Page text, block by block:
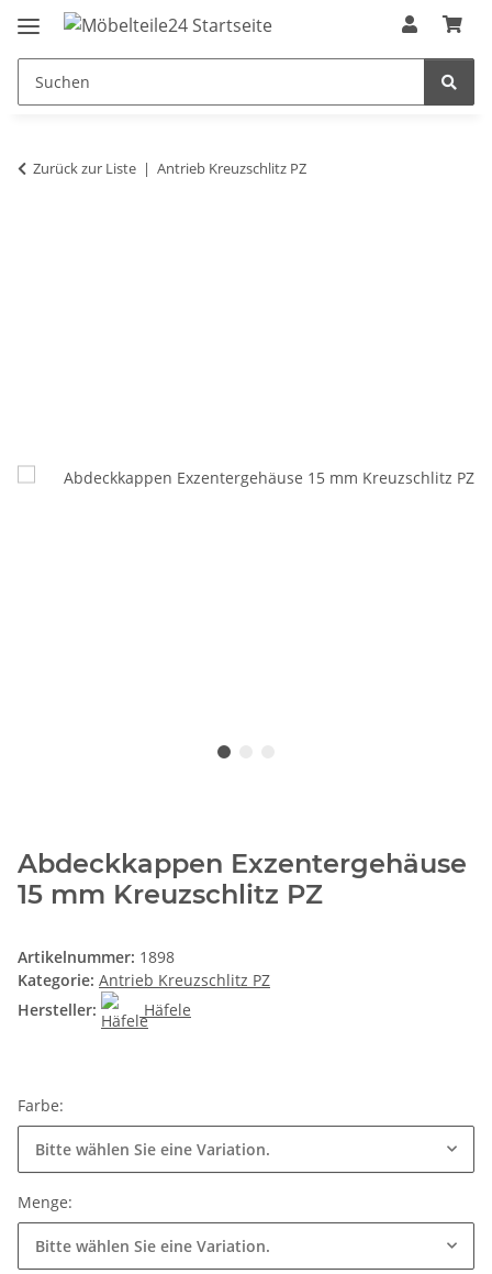
Zurück zur Liste Antrieb Kreuzschlitz PZ
Abdeckkappen Exzentergehäuse
15 mm Kreuzschlitz PZ
Artikelnummer: 1898
Kategorie: Antrieb Kreuzschlitz PZ
Hersteller:
Häfele
Farbe:
Bitte wählen Sie eine Variation.
Menge:
Bitte wählen Sie eine Variation.